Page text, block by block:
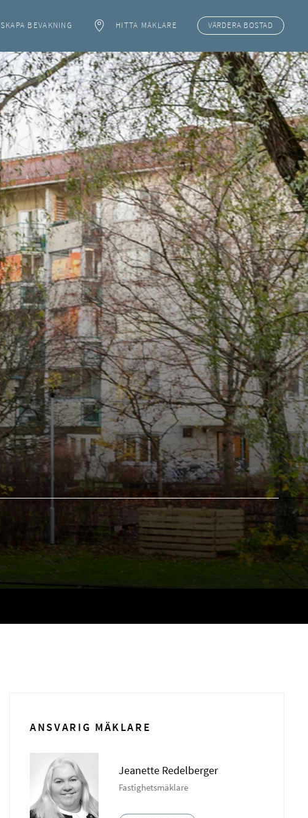
SKAPA BEVAKNING HITTA MÄKLARE VÄRDERA BOSTAD
ANSVARIG MÄKLARE
Jeanette Redelberger
Fastighetsmäklare